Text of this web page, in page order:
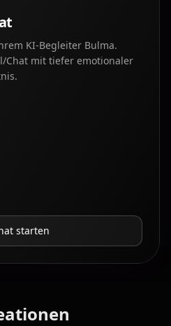
KI-Begleiter Bulma.
Chat mit tiefer emotionaler
starten